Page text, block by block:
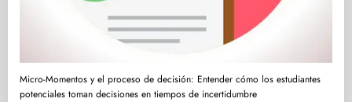
Micro-Momentos y el proceso de decisión: Entender cómo los estudiantes
potenciales toman decisiones en tiempos de incertidumbre